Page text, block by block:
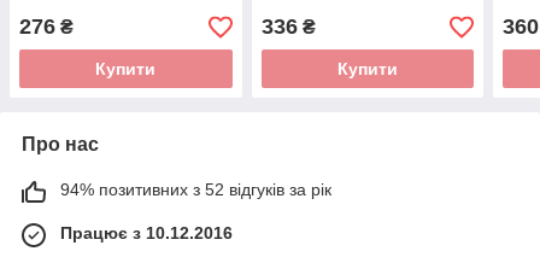
276 ₴
Купити
336₴
Купити
360
Про нас
94% позитивних з 52 відгуків за рік
Працює з 10.12.2016